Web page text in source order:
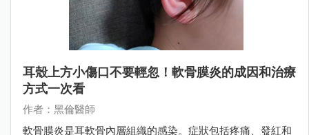
耳殼上方小傷口不要輕忽！軟骨膜炎的成因和治療
方式一次看
作者：黑倫醫師
軟骨膜炎是耳軟骨內層組織的感染。症狀包括疼痛、發紅和